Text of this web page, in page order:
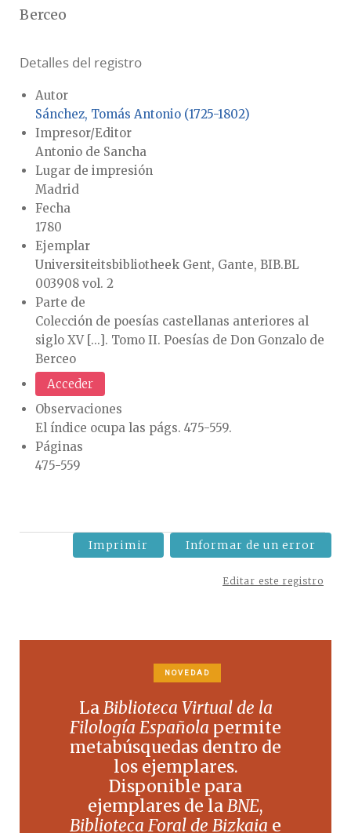
Berceo
Detalles del registro
Autor
Sánchez, Tomás Antonio (1725-1802)
Impresor/Editor
Antonio de Sancha
Lugar de impresión
Madrid
Fecha
1780
Ejemplar
Universiteitsbibliotheek Gent, Gante, BIB.BL
003908 vol. 2
Parte de
Colección de poesías castellanas anteriores al
siglo XV [...]. Tomo II. Poesías de Don Gonzalo de
Berceo
Acceder
Observaciones
El índice ocupa las págs. 475-559.
Páginas
475-559
Imprimir Informar de un error
Editar este registro
NOVEDAD
LaBiblioteca Virtual de la
Filología Española permite
metabúsquedas dentro de
los ejemplares.
Disponible para
ejemplares de laBNE,
Biblioteca Foral de Bizkaia e